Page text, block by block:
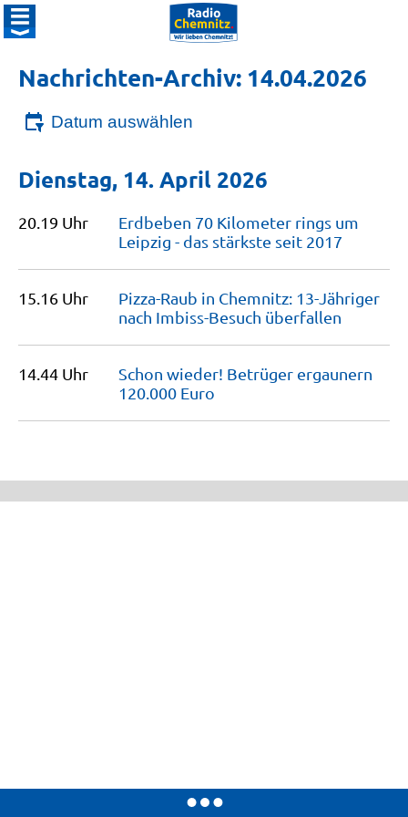
Nachrichten-Archiv: 14.04.2026
Datum auswählen
Dienstag, 14. April 2026
20.19 Uhr
Erdbeben 70 Kilometer rings um
Leipzig - das stärkste seit 2017
15.16 Uhr
Pizza-Raub in Chemnitz: 13-Jähriger
nach Imbiss-Besuch überfallen
14.44 Uhr
Schon wieder! Betrüger ergaunern
120.000 Euro